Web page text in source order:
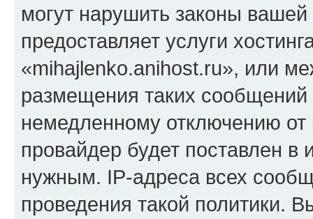
могут нарушить законы
предоставляет услуги
«mihajlenko.anihost.ru», или
размещения таких
немедленному отключению
провайдер будет поставлен в
нужным. IP-адреса всех
проведения такой политики.